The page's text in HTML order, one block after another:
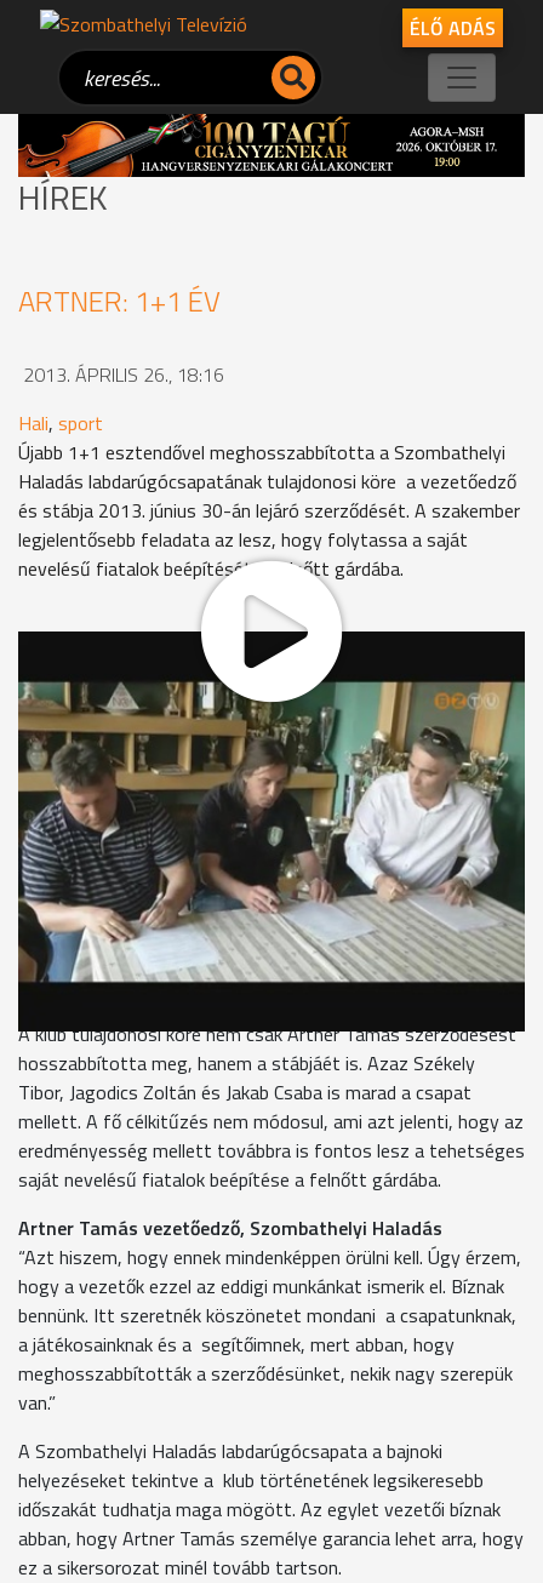
ÉLŐ ADÁS
HÍREK
ARTNER: 1+1 ÉV
2013. ÁPRILIS 26., 18:16
Hali, sport
Újabb 1+1 esztendővel meghosszabbította a Szombathelyi
Haladás labdarúgócsapatának tulajdonosi köre a vezetőedző
és stábja 2013. június 30-án lejáró szerződését. A szakember
legjelentősebb feladata az lesz, hogy folytassa a saját
nevelésű fiatalok beépítését a felnőtt gárdába.
Artner Tamás 2012. januárjában vette át a Szombathelyi
Haladás irányítását. A szakember vezetésével az előző
bajnokságot a 8. helyen zárta a csapat és jelenleg is jó esély
van, arra, hogy ezt a szereplést a zöld-fehér együttes
megismételje, avagy még felül is múlja.
Tóth Miklós ügyvezető, Szombathelyi Haladás
“Felkértük Tamást, hogy újabb 1+1 évig irányítsa a Haladást.
Azt gondolom, hogy az a munka, amikor tavaly átvette a
Haladást és befutottunk a 8. helyre, jó. Remélem most is azt
a helyet fogjuk elérni. Bár egy picit előrébb is tudunk végezni.
Abban bízom, hiszen olyan meccseink vannak hátra, amiket
meg lehet nyerni.”
A klub tulajdonosi köre nem csak Artner Tamás szerződésést
hosszabbította meg, hanem a stábjáét is. Azaz Székely
Tibor, Jagodics Zoltán és Jakab Csaba is marad a csapat
mellett. A fő célkitűzés nem módosul, ami azt jelenti, hogy az
eredményesség mellett továbbra is fontos lesz a tehetséges
saját nevelésű fiatalok beépítése a felnőtt gárdába.
Artner Tamás vezetőedző, Szombathelyi Haladás
“Azt hiszem, hogy ennek mindenképpen örülni kell. Úgy érzem,
hogy a vezetők ezzel az eddigi munkánkat ismerik el. Bíznak
bennünk. Itt szeretnék köszönetet mondani a csapatunknak,
a játékosainknak és a segítőimnek, mert abban, hogy
meghosszabbították a szerződésünket, nekik nagy szerepük
van.”
A Szombathelyi Haladás labdarúgócsapata a bajnoki
helyezéseket tekintve a klub történetének legsikeresebb
időszakát tudhatja maga mögött. Az egylet vezetői bíznak
abban, hogy Artner Tamás személye garancia lehet arra, hogy
ez a sikersorozat minél tovább tartson.